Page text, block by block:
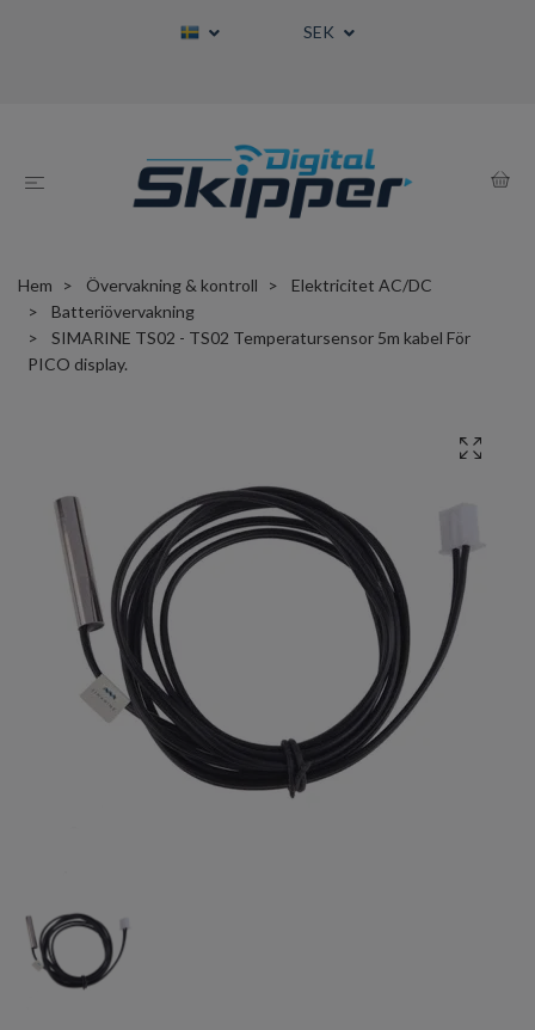
SEK
Hem Övervakning & kontroll
Elektricitet AC/DC
Batteriövervakning
SIMARINE TS02 - TS02 Temperatursensor 5m kabel För
PICO display.